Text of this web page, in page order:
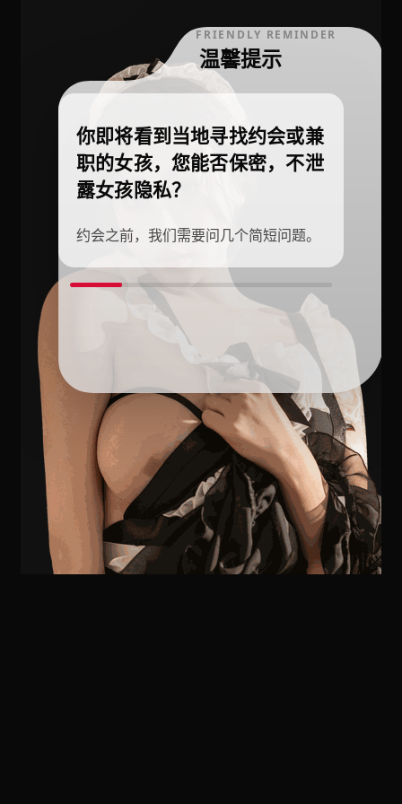
FRIENDLY REMINDER
温馨提示
你即将看到当地寻找约会或兼
职的女孩，您能否保密，不泄
露女孩隐私？
约会之前，我们需要问几个简短问题。